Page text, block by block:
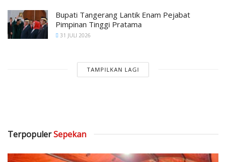
Bupati Tangerang Lantik Enam Pejabat
Pimpinan Tinggi Pratama
31 JULI 2026
TAMPILKAN LAGI
TerpopulerSepekan